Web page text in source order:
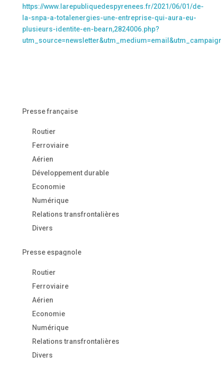
https://www.larepubliquedespyrenees.fr/2021/06/01/de-
la-snpa-a-totalenergies-une-entreprise-qui-aura-eu-
plusieurs-identite-en-bearn,2824006.php?
Presse française
Routier
Ferroviaire
Aérien
Développement durable
Economie
Numérique
Relations transfrontalières
Divers
Presse espagnole
Routier
Ferroviaire
Aérien
Economie
Numérique
Relations transfrontalières
Divers